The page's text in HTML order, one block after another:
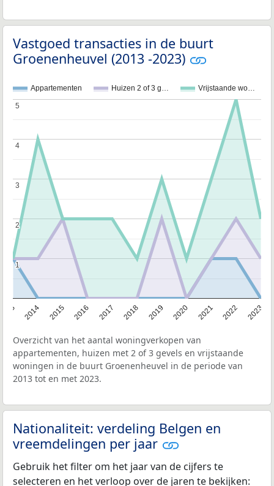
Vastgoed transacties in de buurt
Groenenheuvel (2013 -2023)
Appartementen Huizen 2 of 3 g… Vrijstaande wo…
2014 2015 2016 2017 2018 2019 2020 2021 2022 2023
1
1
2
2
3
3
4
4
5
5
Overzicht van het aantal woningverkopen van
appartementen, huizen met 2 of 3 gevels en vrijstaande
woningen in de buurt Groenenheuvel in de periode van
2013 tot en met 2023.
Nationaliteit: verdeling Belgen en
vreemdelingen per jaar
Gebruik het filter om het jaar van de cijfers te
selecteren en het verloop over de jaren te bekijken: